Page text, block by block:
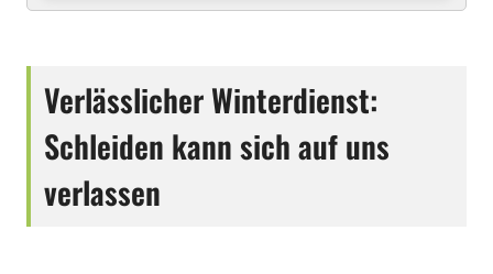
Verlässlicher Winterdienst:
Schleiden kann sich auf uns
verlassen